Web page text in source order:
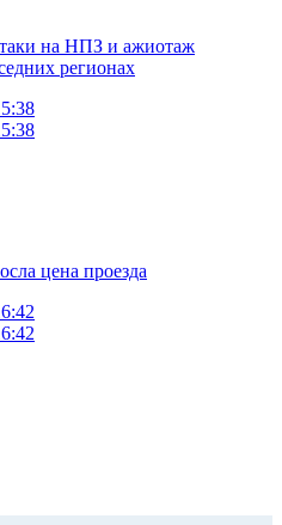
на НПЗ и ажиотаж
регионах
цена проезда